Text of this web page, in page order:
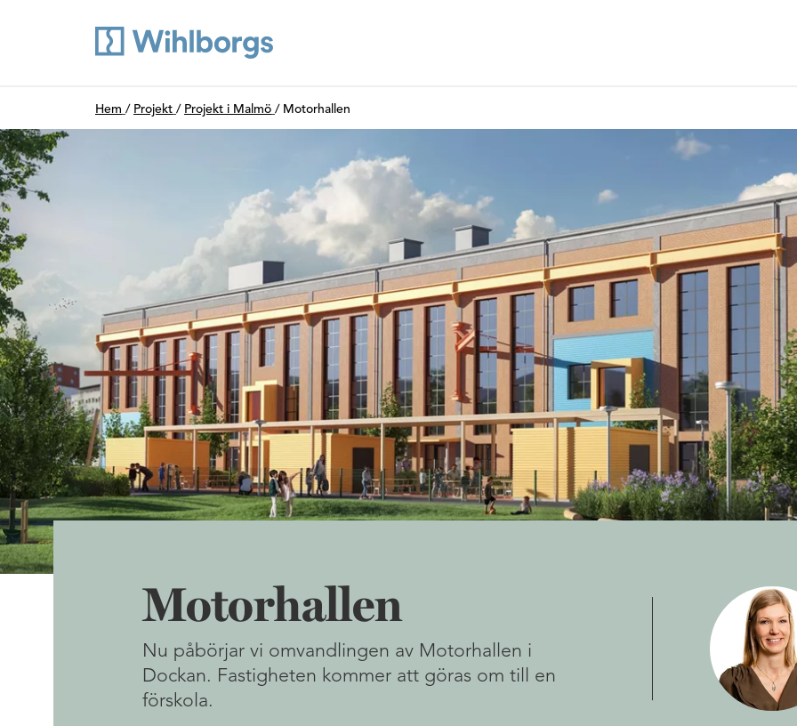
Du är här:
Hem / Projekt / Projekt i Malmö / Motorhallen
Motorhallen
Nu påbörjar vi omvandlingen av Motorhallen i
Dockan. Fastigheten kommer att göras om till en
förskola.